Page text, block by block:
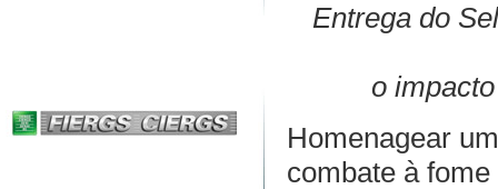
Entrega do
o
Homenagear
combate à